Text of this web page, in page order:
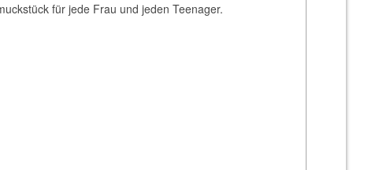
für jede Frau und jeden Teenager.